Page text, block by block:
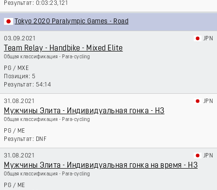
0:03:23,121
Tokyo 2020 Paralympic Games - Road
03.09.2021 JPN
Team Relay - Handbike - Mixed Elite
Общая классификация - Para-cycling
PG / MXE
5
54:14
31.08.2021 JPN
Мужчины Элита - Индивидуальная гонка - H3
Общая классификация - Para-cycling
PG / ME
DNF
31.08.2021 JPN
Мужчины Элита - Индивидуальная гонка на время - H3
Общая классификация - Para-cycling
PG / ME